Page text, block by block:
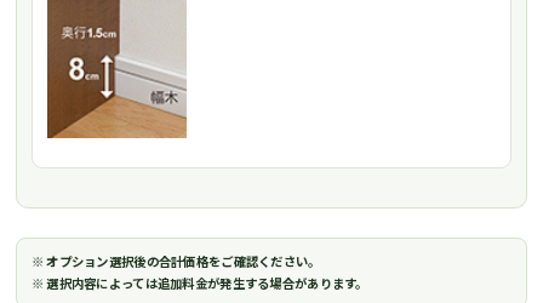
※ オプション選択後の合計価格をご確認ください。
※ 選択内容によっては追加料金が発生する場合があります。